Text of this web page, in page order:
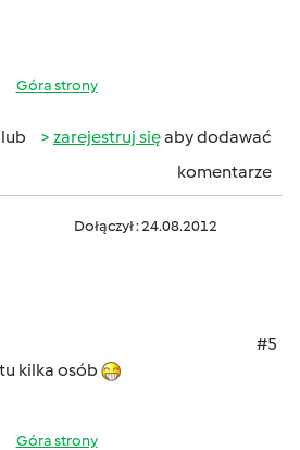
Góra strony
lub zarejestruj sięaby dodawać
komentarze
Dołączył : 24.08.2012
#5
kilka osób
Góra strony